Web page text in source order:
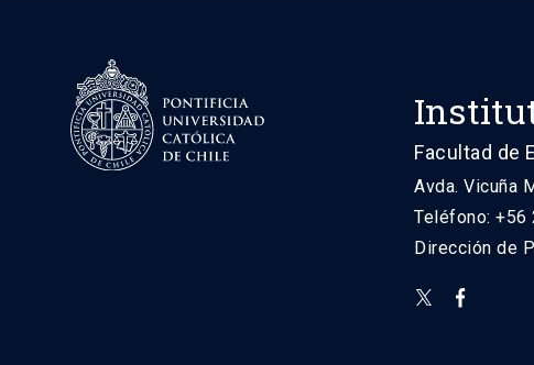
Facultad de
Avda. Vicuña
Teléfono: +56
Dirección de